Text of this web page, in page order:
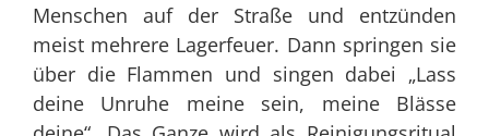
Menschen auf der Straße und entzünden
meist mehrere Lagerfeuer. Dann springen sie
über die Flammen und singen dabei „Lass
deine Unruhe meine sein, meine Blässe